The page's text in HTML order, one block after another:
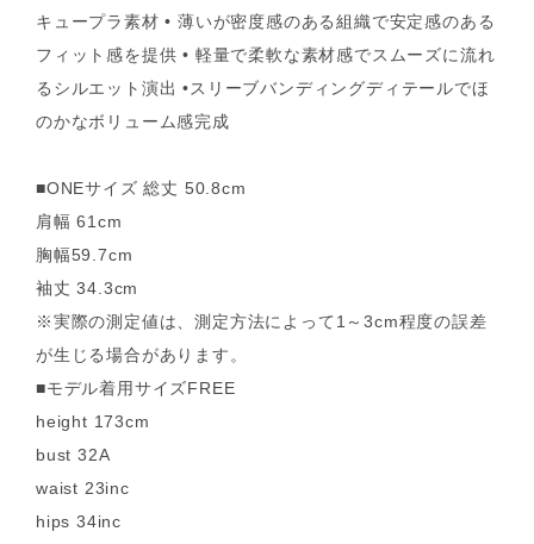
キュープラ素材 • 薄いが密度感のある組織で安定感のある
フィット感を提供 • 軽量で柔軟な素材感でスムーズに流れ
るシルエット演出 •スリーブバンディングディテールでほ
のかなボリューム感完成
■ONEサイズ 総丈 50.8cm
肩幅 61cm
胸幅59.7cm
袖丈 34.3cm
※実際の測定値は、測定方法によって1～3cm程度の誤差
が生じる場合があります。
■モデル着用サイズFREE
height 173cm
bust 32A
waist 23inc
hips 34inc